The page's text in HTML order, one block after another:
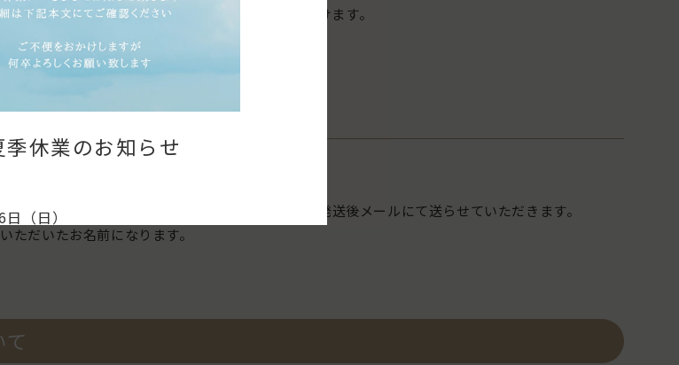
季休業のお知らせ
（日）
きましては、下記のスケジュールでの発送
でのご注文
合カード払いの他に銀行振り込みがお選びいただけます。
入時に銀行振り込みの選択は表示されません。
だける「納品書」は適格請求書に該当しますので、
。
「備考欄に」領収書希望の旨をご記入ください。発送後メールにて送らせていただきます。
ただいたお名前になります。